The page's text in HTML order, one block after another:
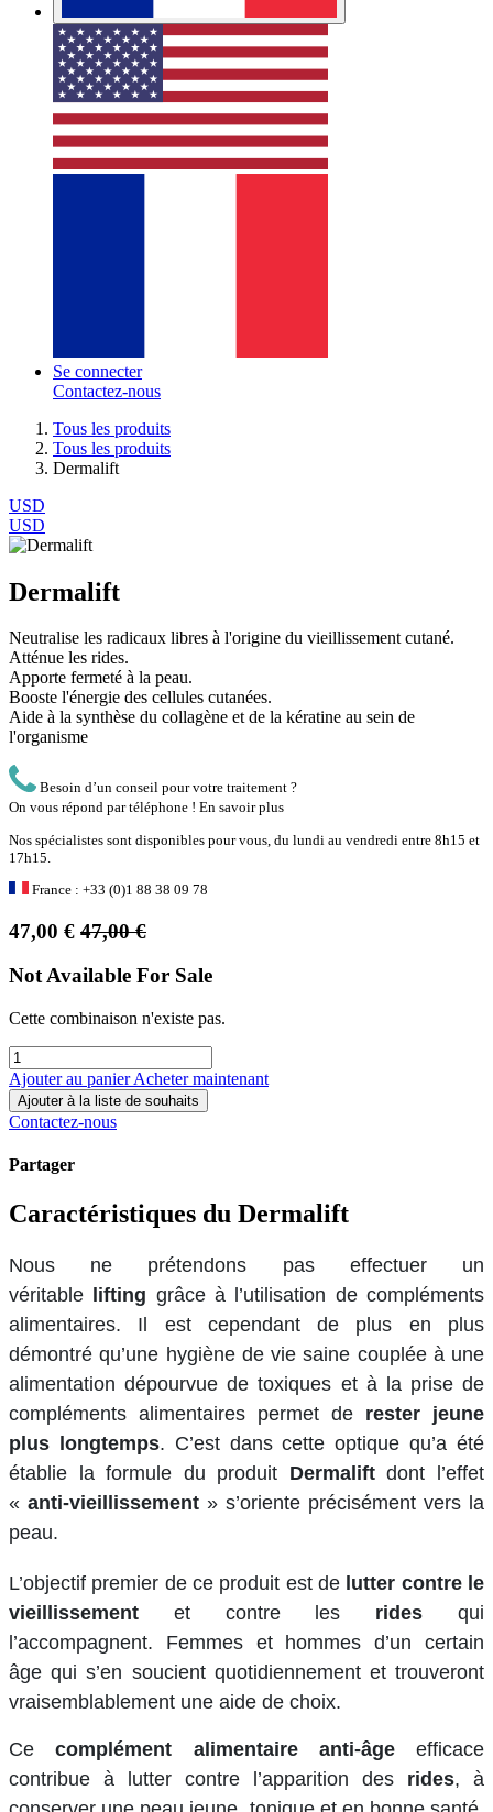
Se connecter
Contactez-nous
Tous les produits
Tous les produits
Dermalift
USD
USD
Dermalift
Neutralise les radicaux libres à l'origine du vieillissement cutané.
Atténue les rides.
Apporte fermeté à la peau.
Booste l'énergie des cellules cutanées.
Aide à la synthèse du collagène et de la kératine au sein de
l'organisme
Besoin d’un conseil pour votre traitement ?
On vous répond par téléphone ! En savoir plus
Nos spécialistes sont disponibles pour vous, du lundi au vendredi entre 8h15 et
17h15.
France : +33 (0)1 88 38 09 78
47,00 € 47,00€
Not Available For Sale
Cette combinaison n'existe pas.
Ajouter au panierAcheter maintenant
Ajouter à la liste de souhaits
Contactez-nous
Partager
Caractéristiques du Dermalift
Nous ne prétendons pas effectuer un
véritable lifting grâce à l’utilisation de compléments
alimentaires. Il est cependant de plus en plus
démontré qu’une hygiène de vie saine couplée à une
alimentation dépourvue de toxiques et à la prise de
compléments alimentaires permet de rester jeune
plus longtemps. C’est dans cette optique qu’a été
établie la formule du produit Dermaliftdont l’effet
« anti-vieillissement » s’oriente précisément vers la
peau.
L’objectif premier de ce produit est de lutter contre le
vieillissement et contre les rides qui
l’accompagnent. Femmes et hommes d’un certain
âge qui s’en soucient quotidiennement et trouveront
vraisemblablement une aide de choix.
Cecomplément alimentaire anti-âgeefficace
contribue à lutter contre l’apparition des rides, à